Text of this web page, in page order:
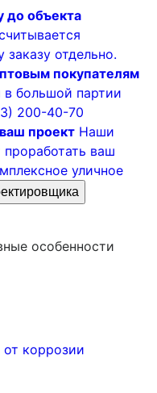
до объекта
отдельно.
покупателям
в большой партии
200-40-70
проект Наши
ваш
уличное
особенности
коррозии